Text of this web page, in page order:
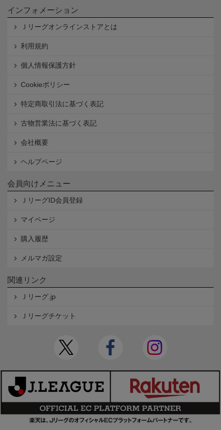
インフォメーション
Ｊリーグオンラインストアとは
利用規約
個人情報保護方針
Cookieポリシー
特定商取引法に基づく表記
古物営業法に基づく表記
会社概要
ヘルプページ
会員向けメニュー
ＪリーグID会員登録
マイページ
購入履歴
メルマガ設定
関連リンク
Ｊリーグ.jp
Ｊリーグチケット